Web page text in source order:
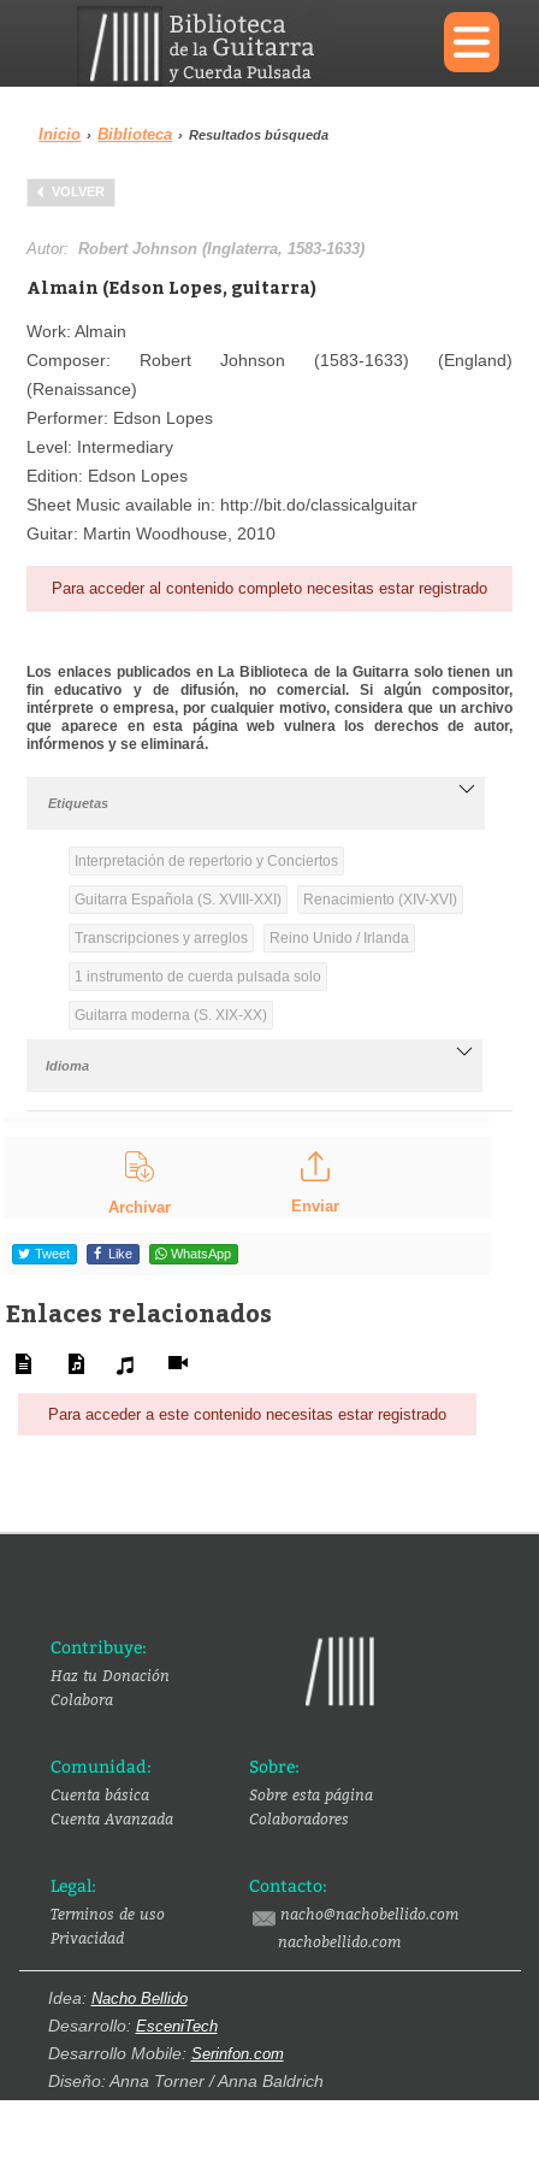
×
Menu
Biblioteca Diccionario
Área personal Reproductor
Inicio › Biblioteca › Resultados búsqueda
VOLVER
Autor:Robert Johnson (Inglaterra, 1583-1633)
Almain (Edson Lopes, guitarra)
Work: Almain
Composer: Robert Johnson (1583-1633) (England)
(Renaissance)
Performer: Edson Lopes
Level: Intermediary
Edition: Edson Lopes
Sheet Music available in: http://bit.do/classicalguitar
Guitar: Martin Woodhouse, 2010
Para acceder al contenido completo necesitas estar registrado
Los enlaces publicados en La Biblioteca de la Guitarra solo tienen un
fin educativo y de difusión, no comercial. Si algún compositor,
intérprete o empresa, por cualquier motivo, considera que un archivo
que aparece en esta página web vulnera los derechos de autor,
infórmenos y se eliminará.
Etiquetas
Interpretación de repertorio y Conciertos
Guitarra Española (S. XVIII-XXI) Renacimiento (XIV-XVI)
Transcripciones y arreglos Reino Unido / Irlanda
1 instrumento de cuerda pulsada solo
Guitarra moderna (S. XIX-XX)
Idioma
Archivar Enviar
Tweet Like WhatsApp
Enlaces relacionados
Para acceder a este contenido necesitas estar registrado
Contribuye:
Haz tu Donación
Colabora
Comunidad:
Cuenta básica
Cuenta Avanzada
Sobre:
Sobre esta página
Colaboradores
Legal:
Terminos de uso
Privacidad
Contacto:
nacho@nachobellido.com
nachobellido.com
Idea: Nacho Bellido
Desarrollo: EsceniTech
Desarrollo Mobile: Serinfon.com
Diseño: Anna Torner / Anna Baldrich